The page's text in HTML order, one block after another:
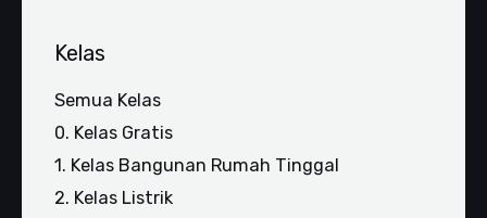
Kelas
Semua Kelas
0. Kelas Gratis
1. Kelas Bangunan Rumah Tinggal
2. Kelas Listrik